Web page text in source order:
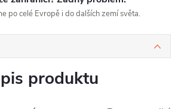
po celé Evropě i do dalších zemí světa.
produktu